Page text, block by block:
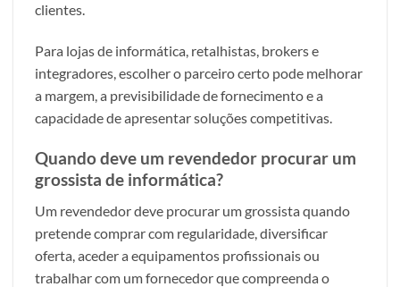
clientes.
Para lojas de informática, retalhistas, brokers e
integradores, escolher o parceiro certo pode melhorar
a margem, a previsibilidade de fornecimento e a
capacidade de apresentar soluções competitivas.
Quando deve um revendedor procurar um
grossista de informática?
Um revendedor deve procurar um grossista quando
pretende comprar com regularidade, diversificar
oferta, aceder a equipamentos profissionais ou
trabalhar com um fornecedor que compreenda o